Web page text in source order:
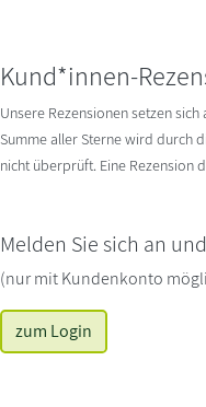
Kund*innen-
Unsere Rezensionen setzen
Summe aller Sterne wird durch
nicht überprüft. Eine Rezension
Melden Sie sich an
(nur mit Kundenkonto
zum Login